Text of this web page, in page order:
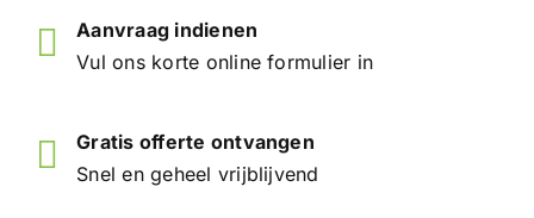
Aanvraag indienen
Vul ons korte online formulier in
Gratis offerte ontvangen
Snel en geheel vrijblijvend